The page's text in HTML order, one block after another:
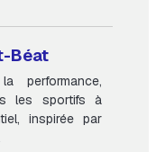
Béat
performance,
les sportifs à
inspirée par